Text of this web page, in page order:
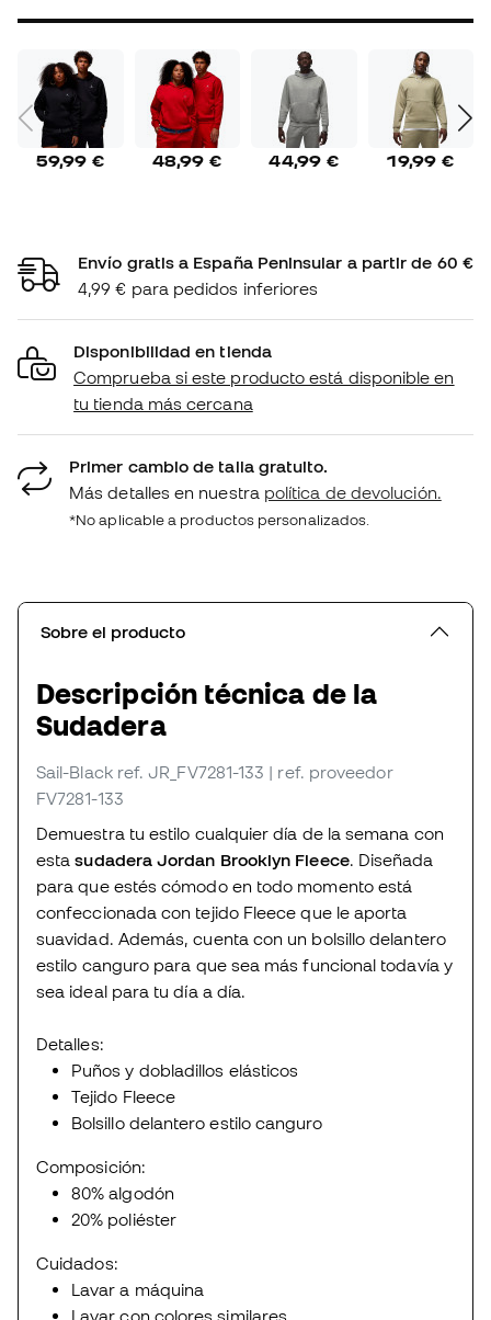
59,99 € 48,99 € 44,99 € 19,99 €
Envío gratis a España Peninsular a partir de 60 €
4,99 € para pedidos inferiores
Disponibilidad en tienda
Comprueba si este producto está disponible en
tu tienda más cercana
Primer cambio de talla gratuito.
Más detalles en nuestra política de devolución.
*No aplicable a productos personalizados.
Sobre el producto
Descripción técnica de la
Sudadera
Sail-Black ref. JR_FV7281-133 | ref. proveedor
FV7281-133
Demuestra tu estilo cualquier día de la semana con
estasudadera Jordan Brooklyn Fleece. Diseñada
para que estés cómodo en todo momento está
confeccionada con tejido Fleece que le aporta
suavidad. Además, cuenta con un bolsillo delantero
estilo canguro para que sea más funcional todavía y
sea ideal para tu día a día.
Detalles:
Puños y dobladillos elásticos
Tejido Fleece
Bolsillo delantero estilo canguro
Composición:
80% algodón
20% poliéster
Cuidados:
Lavar a máquina
Lavar con colores similares